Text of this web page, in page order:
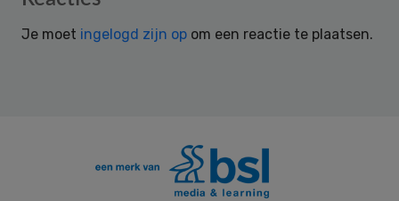
Je moet ingelogd zijn op om een reactie te plaatsen.